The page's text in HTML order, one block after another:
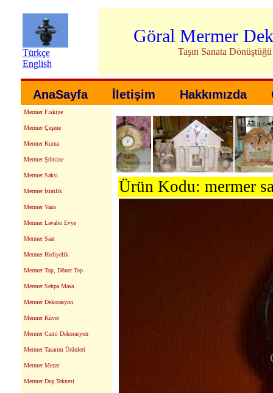
Türkçe
English
Göral Mermer
Taşın Sanata
AnaSayfa İletişim Hakkımızda
Mermer Fıskiye
Mermer Çeşme
Mermer Kurna
Mermer Şömine
Mermer Saksı
Mermer İsimlik
Mermer Vazo
Mermer Lavabo Evye
Mermer Saat
Mermer Hediyelik
Mermer Top, Döner Top
Mermer Sehpa Masa
Mermer Dekorasyon
Mermer Küvet
Mermer Cami Dekorasyon
Mermer Tasarım Ürünleri
Mermer Mezar
Mermer Duş Teknesi
Ürün Kodu: mermer